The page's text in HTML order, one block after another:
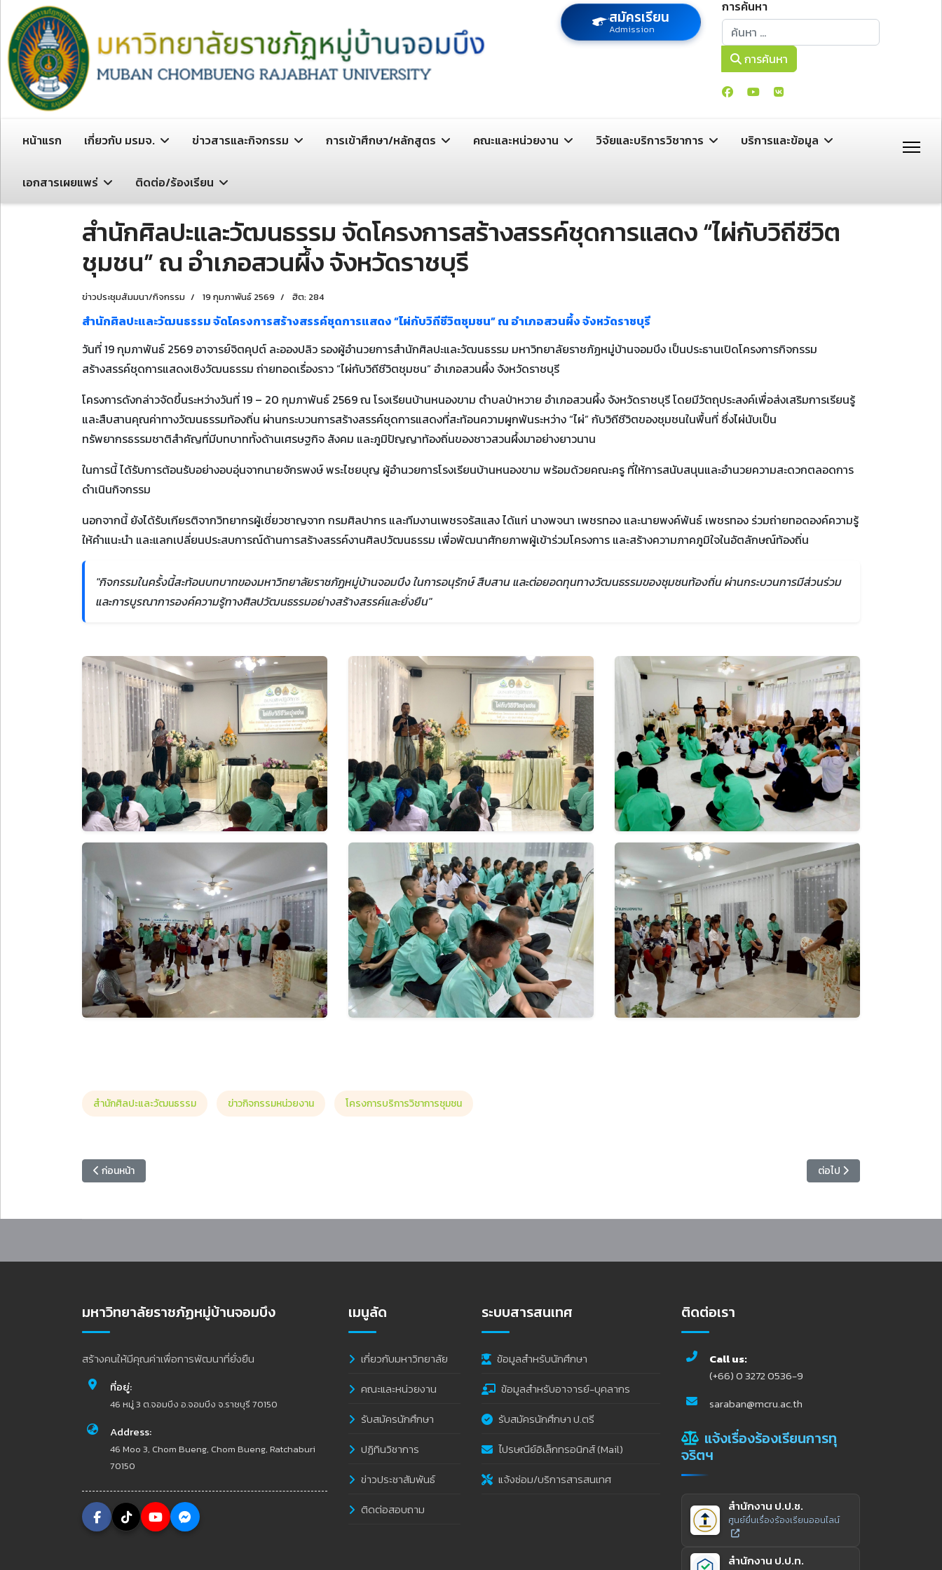
สมัครเรียน
Admission
การค้นหา
การค้นหา
การค้นหา
หน้าแรก เกี่ยวกับ มรมจ. ข่าวสารและกิจกรรม การเข้าศึกษา/หลักสูตร คณะและหน่วยงาน วิจัยและบริการวิชาการ บริการและข้อมูล
เอกสารเผยแพร่ ติดต่อ/ร้องเรียน
สำนักศิลปะและวัฒนธรรม จัดโครงการสร้างสรรค์ชุดการแสดง “ไผ่กับวิถีชีวิต
ชุมชน” ณ อำเภอสวนผึ้ง จังหวัดราชบุรี
ข่าวประชุมสัมมนา/กิจกรรม 19 กุมภาพันธ์ 2569 ฮิต: 284
สำนักศิลปะและวัฒนธรรม จัดโครงการสร้างสรรค์ชุดการแสดง “ไผ่กับวิถีชีวิตชุมชน” ณ อำเภอสวนผึ้ง จังหวัดราชบุรี
วันที่ 19 กุมภาพันธ์ 2569 อาจารย์จิตคุปต์ ละอองปลิว รองผู้อำนวยการสำนักศิลปะและวัฒนธรรม มหาวิทยาลัยราชภัฏหมู่บ้านจอมบึง เป็นประธานเปิดโครงการกิจกรรม
สร้างสรรค์ชุดการแสดงเชิงวัฒนธรรม ถ่ายทอดเรื่องราว “ไผ่กับวิถีชีวิตชุมชน” อำเภอสวนผึ้ง จังหวัดราชบุรี
โครงการดังกล่าวจัดขึ้นระหว่างวันที่ 19 – 20 กุมภาพันธ์ 2569 ณ โรงเรียนบ้านหนองขาม ตำบลป่าหวาย อำเภอสวนผึ้ง จังหวัดราชบุรี โดยมีวัตถุประสงค์เพื่อส่งเสริมการเรียนรู้
และสืบสานคุณค่าทางวัฒนธรรมท้องถิ่น ผ่านกระบวนการสร้างสรรค์ชุดการแสดงที่สะท้อนความผูกพันระหว่าง “ไผ่” กับวิถีชีวิตของชุมชนในพื้นที่ ซึ่งไผ่นับเป็น
ทรัพยากรธรรมชาติสำคัญที่มีบทบาททั้งด้านเศรษฐกิจ สังคม และภูมิปัญญาท้องถิ่นของชาวสวนผึ้งมาอย่างยาวนาน
ในการนี้ ได้รับการต้อนรับอย่างอบอุ่นจากนายจักรพงษ์ พระไชยบุญ ผู้อำนวยการโรงเรียนบ้านหนองขาม พร้อมด้วยคณะครู ที่ให้การสนับสนุนและอำนวยความสะดวกตลอดการ
ดำเนินกิจกรรม
นอกจากนี้ ยังได้รับเกียรติจากวิทยากรผู้เชี่ยวชาญจาก กรมศิลปากร และทีมงานเพชรจรัสแสง ได้แก่ นางพจนา เพชรทอง และนายพงค์พันธ์ เพชรทอง ร่วมถ่ายทอดองค์ความรู้
ให้คำแนะนำ และแลกเปลี่ยนประสบการณ์ด้านการสร้างสรรค์งานศิลปวัฒนธรรม เพื่อพัฒนาศักยภาพผู้เข้าร่วมโครงการ และสร้างความภาคภูมิใจในอัตลักษณ์ท้องถิ่น
"กิจกรรมในครั้งนี้สะท้อนบทบาทของมหาวิทยาลัยราชภัฏหมู่บ้านจอมบึง ในการอนุรักษ์ สืบสาน และต่อยอดทุนทางวัฒนธรรมของชุมชนท้องถิ่น ผ่านกระบวนการมีส่วนร่วม
และการบูรณาการองค์ความรู้ทางศิลปวัฒนธรรมอย่างสร้างสรรค์และยั่งยืน"
สำนักศิลปะและวัฒนธรรม ข่าวกิจกรรมหน่วยงาน โครงการบริการวิชาการชุมชน
เนื้อหาก่อนหน้า: สาขาวิชาคณิตศาสตร์ คณะวิทยาศาสตร์และเทคโนโลยี เข้าร่วมประชุมวิชาการคณิตศาสตร์ระดับชาติ ครั้งที่ 13 (CSRM 2569) ณ มหาวิทยาลัยราชภัฏอุดรธานี
ก่อนหน้า เนื้อหาถัดไป: ศูนย์พัฒนาท้องถิ่
ต่อไป
มหาวิทยาลัยราชภัฏหมู่บ้านจอมบึง
สร้างคนให้มีคุณค่าเพื่อการพัฒนาที่ยั่งยืน
ที่อยู่:
46 หมู่ 3 ต.จอมบึง อ.จอมบึง จ.ราชบุรี 70150
Address:
46 Moo 3, Chom Bueng, Chom Bueng, Ratchaburi
70150
เมนูลัด
เกี่ยวกับมหาวิทยาลัย
คณะและหน่วยงาน
รับสมัครนักศึกษา
ปฏิทินวิชาการ
ข่าวประชาสัมพันธ์
ติดต่อสอบถาม
ระบบสารสนเทศ
ข้อมูลสำหรับนักศึกษา
ข้อมูลสำหรับอาจารย์-บุคลากร
รับสมัครนักศึกษา ป.ตรี
ไปรษณีย์อิเล็กทรอนิกส์ (Mail)
แจ้งซ่อม/บริการสารสนเทศ
ติดต่อเรา
Call us:
(+66) 0 3272 0536-9
saraban@mcru.ac.th
แจ้งเรื่องร้องเรียนการทุ
จริตฯ
สำนักงาน ป.ป.ช.
ศูนย์ยื่นเรื่องร้องเรียนออนไลน์
สำนักงาน ป.ป.ท.